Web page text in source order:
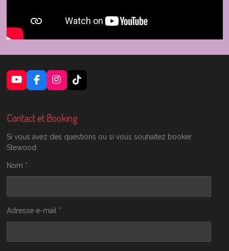
Y
o
u
e
F
a
b
o
k
I
n
a
r
T
i
o
Contact et Booking
Si vous avez des questions ou si vous souhaitez booker
Stewood.
Nom *
Adresse e-mail *